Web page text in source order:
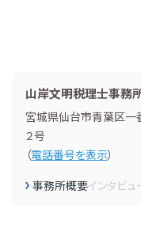
山岸文明税理士事務
宮城県仙台市青葉区一
２号
（電話番号を表示）
事務所概要インタビュ